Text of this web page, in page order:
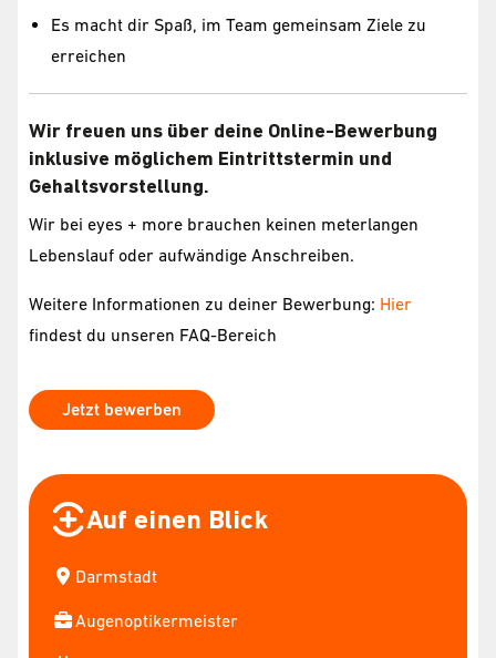
Es macht dir Spaß, im Team gemeinsam Ziele zu
erreichen
Wir freuen uns über deine Online-Bewerbung
inklusive möglichem Eintrittstermin und
Gehaltsvorstellung.
Wir bei eyes + more brauchen keinen meterlangen
Lebenslauf oder aufwändige Anschreiben.
Weitere Informationen zu deiner Bewerbung: Hier
findest du unseren FAQ-Bereich
Jetzt bewerben
Auf einen Blick
Darmstadt
Augenoptikermeister